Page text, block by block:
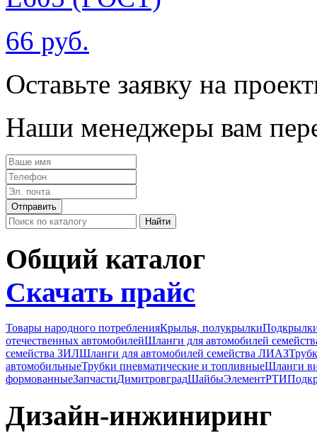
66 руб.
Оставьте заявку на
Наши менеджеры вам
Общий каталог
Скачать прайс
Товары народного потребленияКрылья, полукрылки
отечественных автомобилейШланги для автомобилей
семейства ЗИЛШланги для автомобилей семейства ЛИАЗ
автомобильныеТрубки пневматические и топливныеШланги
формованныеЗапчастиДимитровградШайбыЭлементРТИ
Дизайн-инжиниринг